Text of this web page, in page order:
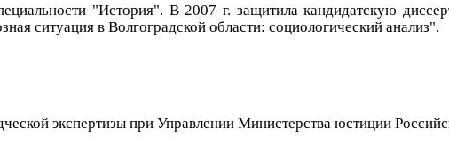
"История". В 2007 г. защитила кандидатскую
ситуация в Волгоградской области: социологический анализ".
экспертизы при Управлении Министерства юстиции